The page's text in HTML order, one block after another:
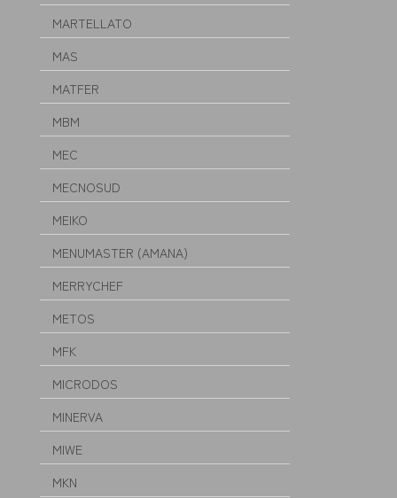
MARTELLATO
MAS
MATFER
MBM
MEC
MECNOSUD
MEIKO
MENUMASTER (AMANA)
MERRYCHEF
METOS
MFK
MICRODOS
MINERVA
MIWE
MKN